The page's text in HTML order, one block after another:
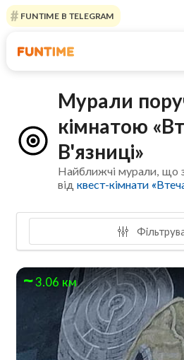
FUNTIME В TELEGRAM
Мурали
кімнатою
В'язниці»
Найближчі мурали, що
відквест-кімнати
3.06 км